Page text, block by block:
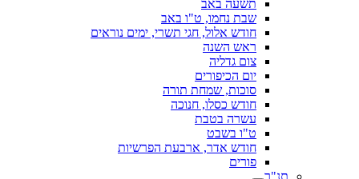
תשעה באב
שבת נחמו, ט"ו באב
חודש אלול, חגי תשרי, ימים נוראים
ראש השנה
צום גדליה
יום הכיפורים
סוכות, שמחת תורה
חודש כסלו, חנוכה
עשרה בטבת
ט"ו בשבט
חודש אדר, ארבעת הפרשיות
פורים
תנ"ך